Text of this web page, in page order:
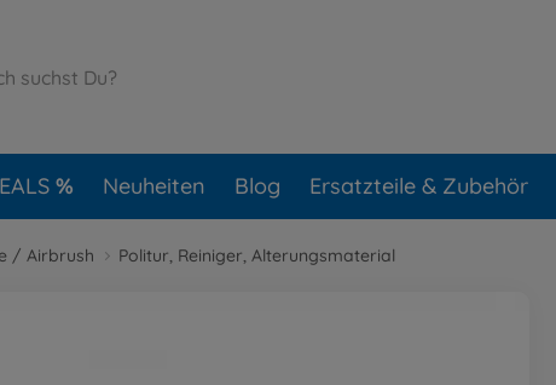
Neuheiten Blog Ersatzteile & Zubehör
/ Airbrush Politur, Reiniger, Alterungsmaterial